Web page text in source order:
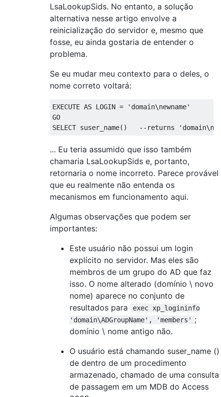
LsaLookupSids. No entanto, a solução
alternativa nesse artigo envolve a
reinicialização do servidor e, mesmo que
fosse, eu ainda gostaria de entender o
problema.
Se eu mudar meu contexto para o deles, o
nome correto voltará:
EXECUTE AS LOGIN =
'domain\newname'
GO
SELECT suser_name() --returns
... Eu teria assumido que isso também
chamaria LsaLookupSids e, portanto,
retornaria o nome incorreto. Parece provável
que eu realmente não entenda os
mecanismos em funcionamento aqui.
Algumas observações que podem ser
importantes:
Este usuário não possui um login
explícito no servidor. Mas eles são
membros de um grupo do AD que faz
isso. O nome alterado (domínio \ novo
nome) aparece no conjunto de
resultados para
exec xp_logininfo
'domain\ADGroupName', 'members' ;
domínio \ nome antigo não.
O usuário está chamando suser_name ()
de dentro de um procedimento
armazenado, chamado de uma consulta
de passagem em um MDB do Access